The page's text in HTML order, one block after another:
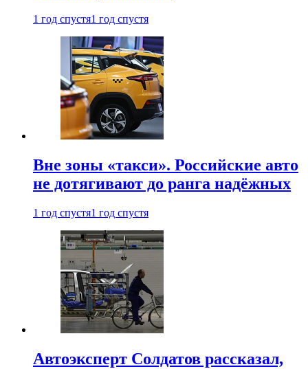
1 год спустя1 год спустя
Вне зоны «такси». Российские авто
не дотягивают до ранга надёжных
1 год спустя1 год спустя
Автоэксперт Солдатов рассказал,